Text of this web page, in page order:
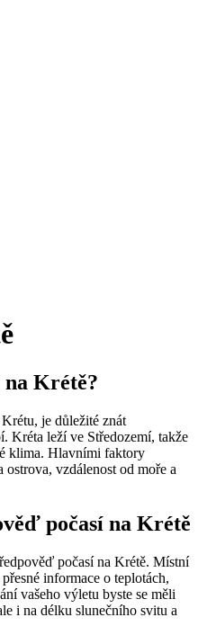
na Krétě?
je důležité znát
Kréta leží ve Středozemí, takže
klima. Hlavními faktory
vzdálenost od moře a
počasí na Krétě
počasí na Krétě. Místní
informace o teplotách,
vašeho výletu byste se měli
i na délku slunečního svitu a